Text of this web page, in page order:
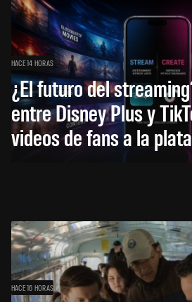
HACE 14 HORAS
¿El futuro del
entre Disney Plus y
videos de fans a la
HACE 16 HORAS